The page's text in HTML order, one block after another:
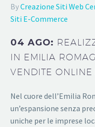
ByCreazione Siti Web
Siti E-Commerce
04 AGO:
IN EMILIA
VENDITE
Nel cuore dell’Emilia
un’espansione senza
uniche per le imprese